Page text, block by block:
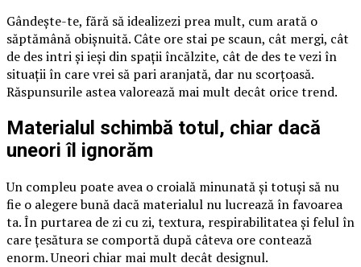
Gândește-te, fără să idealizezi prea mult, cum arată o
săptămână obișnuită. Câte ore stai pe scaun, cât mergi, cât
de des intri și ieși din spații încălzite, cât de des te vezi în
situații în care vrei să pari aranjată, dar nu scorțoasă.
Răspunsurile astea valorează mai mult decât orice trend.
Materialul schimbă totul, chiar dacă
uneori îl ignorăm
Un compleu poate avea o croială minunată și totuși să nu
fie o alegere bună dacă materialul nu lucrează în favoarea
ta. În purtarea de zi cu zi, textura, respirabilitatea și felul în
care țesătura se comportă după câteva ore contează
enorm. Uneori chiar mai mult decât designul.